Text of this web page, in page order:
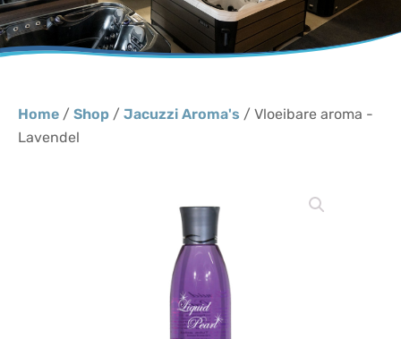
Home / Shop / Jacuzzi Aroma's / Vloeibare aroma -
Lavendel